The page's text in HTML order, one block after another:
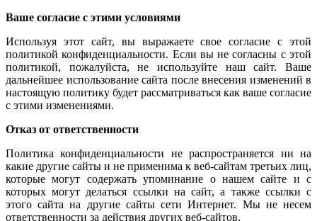
Ваше согласие с этими условиями
Используя этот сайт, вы выражаете свое согласие с этой
политикой конфиденциальности. Если вы не согласны с этой
политикой, пожалуйста, не используйте наш сайт. Ваше
дальнейшее использование сайта после внесения изменений в
настоящую политику будет рассматриваться как ваше согласие
с этими изменениями.
Отказ от ответственности
Политика конфиденциальности не распространяется ни на
какие другие сайты и не применима к веб-сайтам третьих лиц,
которые могут содержать упоминание о нашем сайте и с
которых могут делаться ссылки на сайт, а также ссылки с
этого сайта на другие сайты сети Интернет. Мы не несем
ответственности за действия других веб-сайтов.